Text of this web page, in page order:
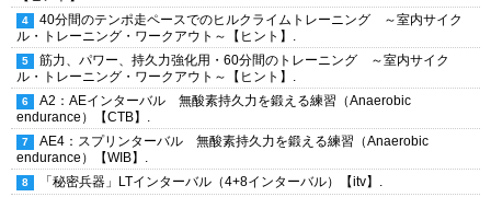
40分間のテンポ走ペースでのヒルクライムトレーニング ～室内サイク
ル・トレーニング・ワークアウト～【ヒント】.
筋力、パワー、持久力強化用・60分間のトレーニング ～室内サイク
ル・トレーニング・ワークアウト～【ヒント】.
A2：AEインターバル 無酸素持久力を鍛える練習（Anaerobic
endurance）【CTB】.
AE4：スプリンターバル 無酸素持久力を鍛える練習（Anaerobic
endurance）【WIB】.
「秘密兵器」LTインターバル（4+8インターバル）【itv】.